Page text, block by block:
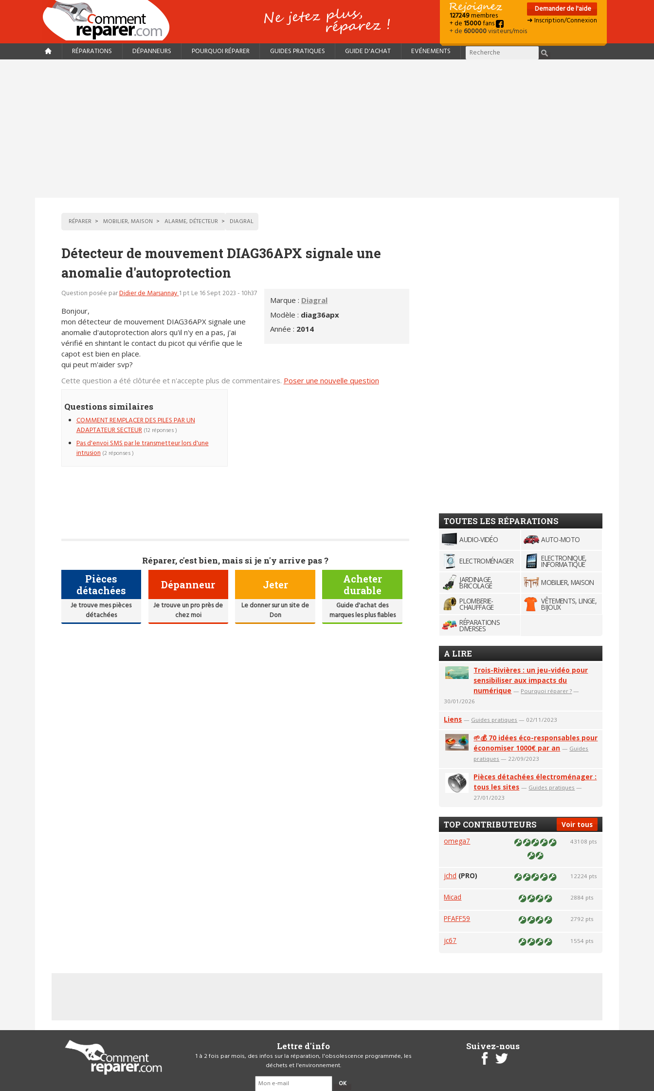
127249membres
+ de15000fans
+ de600000visiteurs/mois
Demander de l'aide
➜ Inscription/Connexion
RÉPARATIONS DÉPANNEURS POURQUOI RÉPARER GUIDES PRATIQUES GUIDE D'ACHAT EVÉNEMENTS
RÉPARER MOBILIER, MAISON ALARME, DÉTECTEUR DIAGRAL
Détecteur de mouvement DIAG36APX signale une
anomalie d'autoprotection
Marque : Diagral
Modèle : diag36apx
Année : 2014
Question posée parDidier de Marsannay1 pt Le 16 Sept 2023 - 10h37
Bonjour,
mon détecteur de mouvement DIAG36APX signale une
anomalie d'autoprotection alors qu'il n'y en a pas, j'ai
vérifié en shintant le contact du picot qui vérifie que le
capot est bien en place.
qui peut m'aider svp?
Cette question a été clôturée et n'accepte plus de commentaires. Poser une nouvelle question
Questions similaires
COMMENT REMPLACER DES PILES PAR UN
ADAPTATEUR SECTEUR (12 réponses )
Pas d'envoi SMS par le transmetteur lors d'une
intrusion (2 réponses )
Réparer, c'est bien, mais si je n'y arrive pas ?
Pièces
détachées
Je trouve mes pièces
détachées
Dépanneur
Je trouve un pro près de
chez moi
Jeter
Le donner sur un site de
Don
Acheter
durable
Guide d'achat des
marques les plus fiables
TOUTES LES RÉPARATIONS
AUDIO-VIDÉO AUTO-MOTO
ELECTROMÉNAGER ELECTRONIQUE,
INFORMATIQUE
JARDINAGE,
BRICOLAGE
MOBILIER, MAISON
PLOMBERIE-
CHAUFFAGE
VÊTEMENTS, LINGE,
BIJOUX
RÉPARATIONS
DIVERSES
A LIRE
Trois-Rivières : un jeu-vidéo pour
sensibiliser aux impacts du
numérique — Pourquoi réparer ? —
30/01/2026
Liens — Guides pratiques — 02/11/2023
🌱💰 70 idées éco-responsables pour
économiser 1000€ par an — Guides
pratiques — 22/09/2023
Pièces détachées électroménager :
tous les sites — Guides pratiques —
27/01/2023
Voir tous
TOP CONTRIBUTEURS
omega7 43108 pts
jchd (PRO) 12224 pts
Micad 2884 pts
PFAFF59 2792 pts
jc67 1554 pts
Lettre d'info
1 à 2 fois par mois, des infos sur la réparation, l'obsolescence programmée, les
déchets et l'environnement.
OK
Suivez-nous